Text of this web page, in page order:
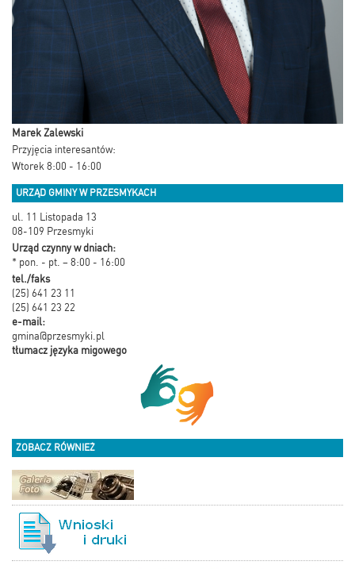
Marek Zalewski
Przyjęcia interesantów:
Wtorek 8:00 - 16:00
URZĄD GMINY W PRZESMYKACH
ul. 11 Listopada 13
08-109 Przesmyki
Urząd czynny w dniach:
* pon. - pt. – 8:00 - 16:00
tel./faks
(25) 641 23 11
(25) 641 23 22
e-mail:
gmina@przesmyki.pl
tłumacz języka migowego
ZOBACZ RÓWNIEŻ